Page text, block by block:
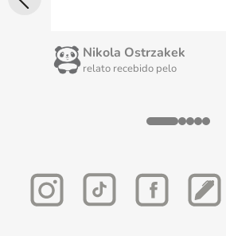
Nikola Ostrzakek
relato recebido pelo